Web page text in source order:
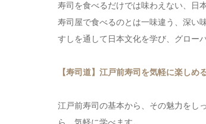
寿司を食べるだけでは味わえない、日
寿司屋で食べるのとは一味違う、深い
すしを通して日本文化を学び、グロー
【寿司道】江戸前寿司を気軽に楽しめ
江戸前寿司の基本から、その魅力をし